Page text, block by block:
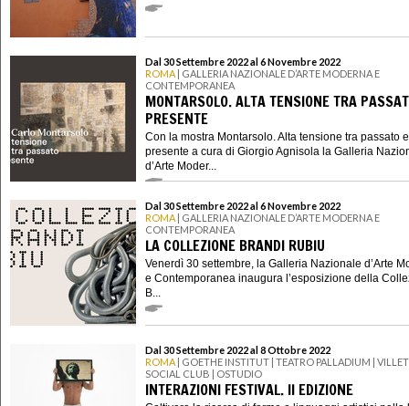
Dal 30 Settembre 2022 al 6 Novembre 2022
ROMA | GALLERIA NAZIONALE D’ARTE MODERNA E
CONTEMPORANEA
MONTARSOLO. ALTA TENSIONE TRA
PRESENTE
Con la mostra Montarsolo. Alta tensione tra passato e
presente a cura di Giorgio Agnisola la Galleria
d’Arte Moder...
Dal 30 Settembre 2022 al 6 Novembre 2022
ROMA | GALLERIA NAZIONALE D’ARTE MODERNA E
CONTEMPORANEA
LA COLLEZIONE BRANDI RUBIU
Venerdì 30 settembre, la Galleria Nazionale d’Arte
e Contemporanea inaugura l’esposizione della
B...
Dal 30 Settembre 2022 al 8 Ottobre 2022
ROMA | GOETHE INSTITUT | TEATRO PALLADIUM |
SOCIAL CLUB | OSTUDIO
INTERAZIONI FESTIVAL. II EDIZIONE